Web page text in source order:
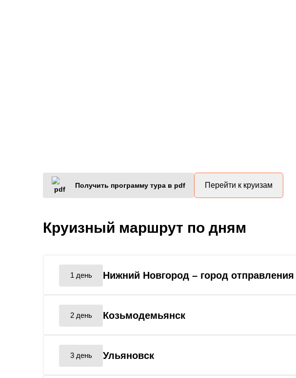
Получить программу тура в pdf Перейти к круизам
Круизный маршрут по дням
1 день Нижний Новгород – город отправления
2 день Козьмодемьянск
3 день Ульяновск